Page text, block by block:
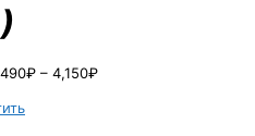
– 4,150₽